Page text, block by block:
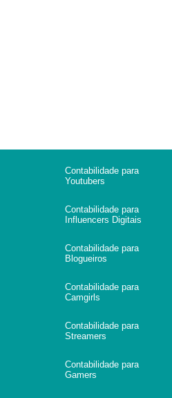
Contabilidade para
Youtubers
Contabilidade para
Influencers Digitais
Contabilidade para
Blogueiros
Contabilidade para
Camgirls
Contabilidade para
Streamers
Contabilidade para
Gamers